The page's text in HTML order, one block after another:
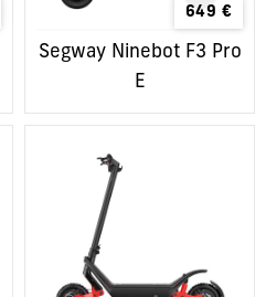
649 €
Segway Ninebot F3 Pro
E